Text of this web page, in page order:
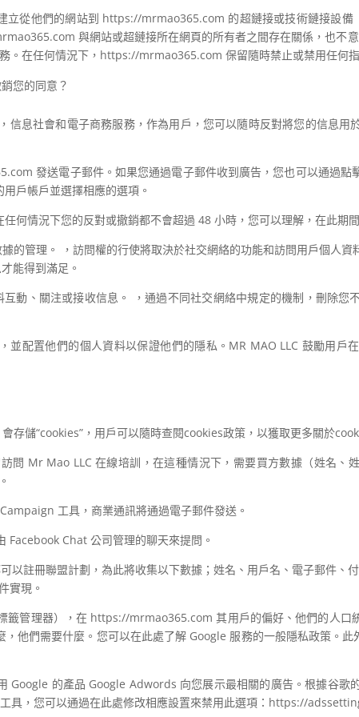
立從他們的網站到 https://mrmao365.com 的超鏈接或技術鏈接設備
與網站或超鏈接所在網頁的所有者之間存在關係，也
在任何情況下，https://mrmao365.com 保留隨時禁止或禁用任何指
您的同意？
息社會和電子商務服務，作為用戶，您可以隨時反對將您的信息用
發送電子郵件。如果您通過電子郵件收到廣告，您也可以通過
戶帳戶並選擇相應的選項。
何情況下您的反對或撤銷都不會超過 48 小時，您可以理解，在此期
的管理。 ，訪問權的行使將取決於社交網絡的功能和訪問用戶個人
能得到滿足。
動、關注或接收信息。 ，通過不同社交網絡中規定的機制，刪除您
並配置他們的個人資料以保證他們的隱私。MR MAO LLC 鼓勵用戶
存儲“cookies”，用戶可以隨時查閱cookies政策，以獲取更多關於
問 Mr Mao LLC 在線培訓，在這種情況下，需要買方數據（姓名、
工具，商業通訊將通過電子郵件發送。
Facebook Chat公司管理的聊天來提問。
以註冊聯盟計劃，為此將收集以下數據；姓名、用戶名、電子郵件、
實現。
籤管理器），在 https://mrmao365.com 其用戶的偏好、他們的人口
他們需要什麼。您可以在此處了解 Google 服務的一般隱私政策。
Google 的產品 Google Adwords 向您展示最相關的廣告。根據谷歌
具，您可以通過在此處修改相應設置來禁用此選項：https://